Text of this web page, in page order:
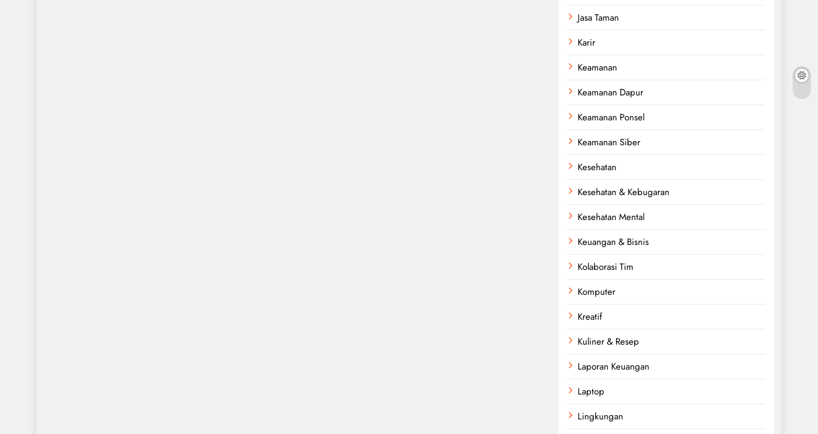
Jasa Taman
Karir
Keamanan
Keamanan Dapur
Keamanan Ponsel
Keamanan Siber
Kesehatan
Kesehatan & Kebugaran
Kesehatan Mental
Keuangan & Bisnis
Kolaborasi Tim
Komputer
Kreatif
Kuliner & Resep
Laporan Keuangan
Laptop
Lingkungan